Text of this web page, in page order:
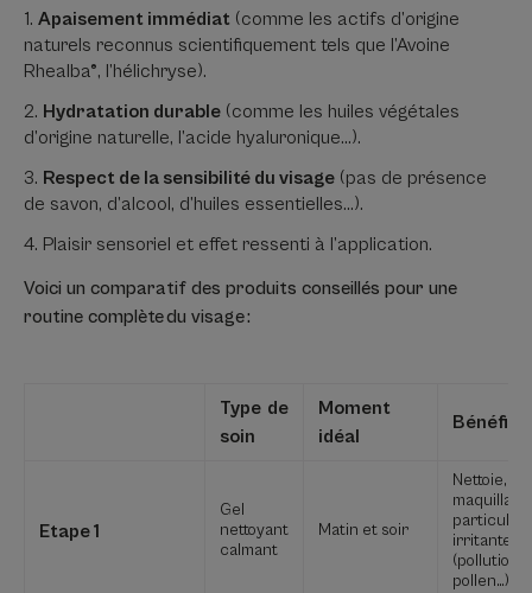
Apaisement immédiat (comme les actifs d’origine
naturels reconnus scientifiquement tels que l’Avoine
Rhealba®, l’hélichryse).
Hydratation durable (comme les huiles végétales
d’origine naturelle, l’acide hyaluronique…).
Respect de la sensibilité du visage (pas de présence
de savon, d’alcool, d’huiles essentielles…).
Plaisir sensoriel et effet ressenti à l’application.
Voici un comparatif des produits conseillés pour une
routine complète du visage :
Type de
soin
Moment
idéal
Etape 1
Gel
nettoyant
calmant
Matin et soir
Nettoie,
particules
irritantes
(pollution,
pollen…)